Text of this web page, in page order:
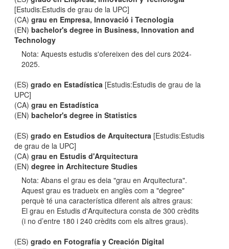
[Estudis:Estudis de grau de la UPC]
(CA)grau en Empresa, Innovació i Tecnologia
(EN)bachelor's degree in Business, Innovation and
Technology
Nota: Aquests estudis s'ofereixen des del curs 2024-
2025.
(ES)grado en Estadística [Estudis:Estudis de grau de la
UPC]
(CA)grau en Estadística
(EN)bachelor's degree in Statistics
(ES)grado en Estudios de Arquitectura [Estudis:Estudis
de grau de la UPC]
(CA)grau en Estudis d'Arquitectura
(EN)degree in Architecture Studies
Nota: Abans el grau es deia "grau en Arquitectura".
Aquest grau es tradueix en anglès com a "degree"
perquè té una característica diferent als altres graus:
El grau en Estudis d'Arquitectura consta de 300 crèdits
(i no d’entre 180 i 240 crèdits com els altres graus).
(ES)grado en Fotografía y Creación Digital